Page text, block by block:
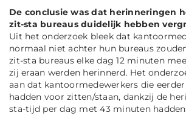
De conclusie was dat herinneringen
zit-sta bureaus duidelijk hebben
Uit het onderzoek bleek dat
normaal niet achter hun bureaus
zit-sta bureaus elke dag 12 minuten
zij eraan werden herinnerd. Het
aan dat kantoormedewerkers die
hadden voor zitten/staan, dankzij de
sta-tijd per dag met 43 minuten